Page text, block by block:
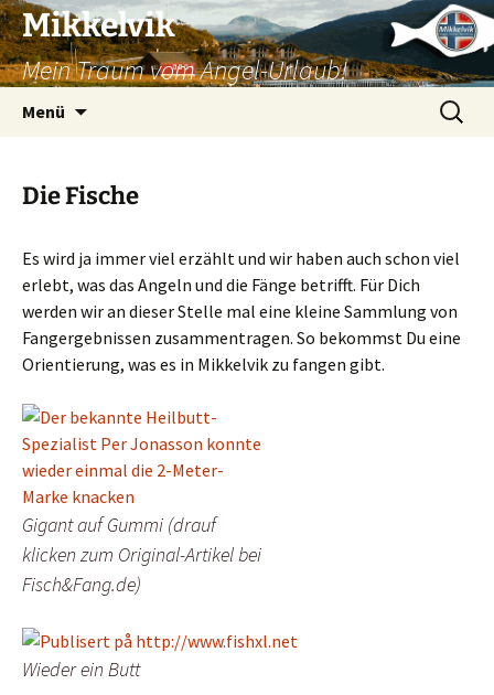
Mikkelvik
Mein Traum vom Angel-Urlaub!
Menü
Suchen
nach:
Die Fische
Es wird ja immer viel erzählt und wir haben auch schon viel
erlebt, was das Angeln und die Fänge betrifft. Für Dich
werden wir an dieser Stelle mal eine kleine Sammlung von
Fangergebnissen zusammentragen. So bekommst Du eine
Orientierung, was es in Mikkelvik zu fangen gibt.
Gigant auf Gummi (drauf
klicken zum Original-Artikel bei
Fisch&Fang.de)
Wieder ein Butt